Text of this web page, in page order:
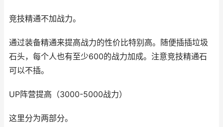
竞技精通不加战力。
通过装备精通来提高战力的性价比特别高。随便插插垃圾
石头，每个人也有至少600的战力加成。注意竞技精通石
可以不插。
UP阵营提高（3000-5000战力）
这里分为两部分。